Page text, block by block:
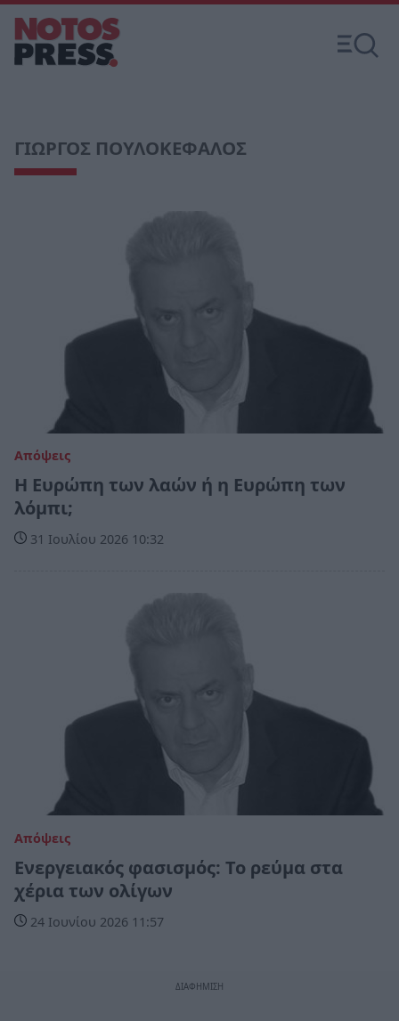
ΓΙΩΡΓΟΣ ΠΟΥΛΟΚΕΦΑΛΟΣ
Απόψεις
Η Ευρώπη των λαών ή η Ευρώπη των
λόμπι;
31 Ιουλίου 2026 10:32
Απόψεις
Ενεργειακός φασισμός: Το ρεύμα στα
χέρια των oλίγων
24 Ιουνίου 2026 11:57